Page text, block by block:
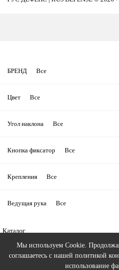
Мы используем Cookie.
соглашаетесь с нашей политикой
использование
БРЕНД Все
Цвет Все
Угол наклона Все
Кнопка фиксатор Все
Крепления Все
Ведущая рука Все
Каталог
Поиск